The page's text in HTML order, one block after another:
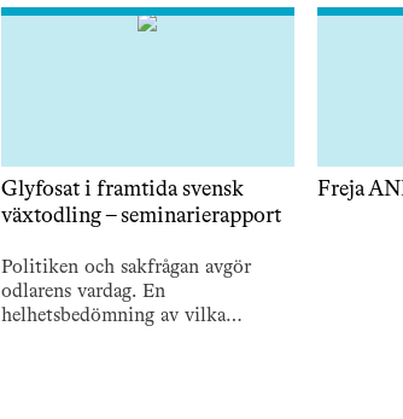
Glyfosat i framtida svensk
växtodling – seminarierapport
Politiken och sakfrågan avgör
odlarens vardag. En
helhetsbedömning av vilka
Freja